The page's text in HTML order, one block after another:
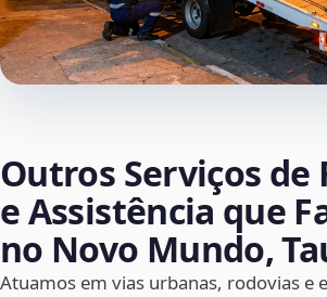
Outros Serviços de
e Assistência que
no Novo Mundo,
Atuamos em vias urbanas, rodovias e